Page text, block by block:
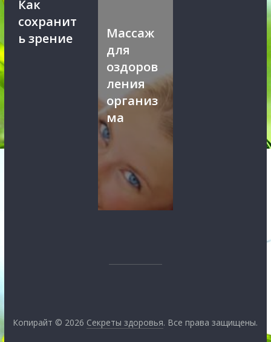
Как
сохранит
ь зрение
Массаж
для
оздоров
ления
организ
ма
Копирайт © 2026 Секреты здоровья. Все права защищены.